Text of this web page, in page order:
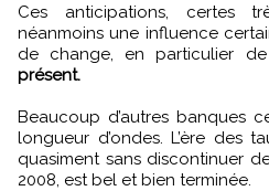
Ces anticipations, certes
néanmoins une influence
de change, en particulier
présent.
Beaucoup d’autres banques
longueur d’ondes. L’ère des
quasiment sans discontinuer
2008, est bel et bien terminée.